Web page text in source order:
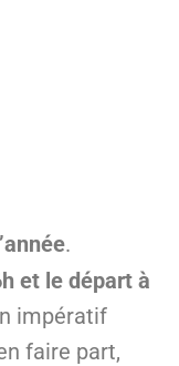
.
et le départ à
impératif
faire part,